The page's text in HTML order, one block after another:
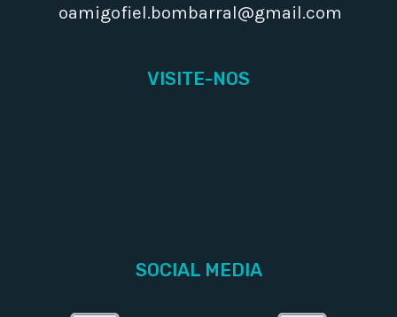
oamigofiel.bombarral@gmail.com
VISITE-NOS
SOCIAL MEDIA